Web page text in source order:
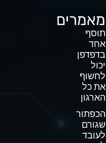
מאמרים
תוסף
אחד
בדפדפן
יכול
לחשוף
את כל
הארגון
הכפתור
שגורם
לעובד